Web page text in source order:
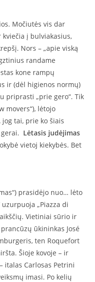
Močiutės vis dar
į bulviakasius,
Nors – „apie viską
randame
kone rampų
ir (dėl higienos normų)
priprasti „prie gero“. Tik
movers“), lėtojo
tai, prie ko šiais
Lėtasis judėjimas
vietoj kiekybės. Bet
prasidėjo nuo… lėto
„Piazza di
Vietiniai sūrio ir
ūkininkas José
ten Roquefort
Šioje kovoje – ir
italas Carlosas Petrini
imasi. Po kelių